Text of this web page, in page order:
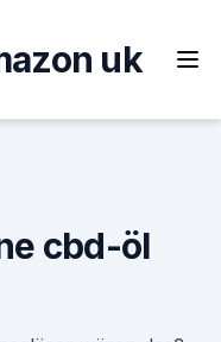
uk
cbd-öl